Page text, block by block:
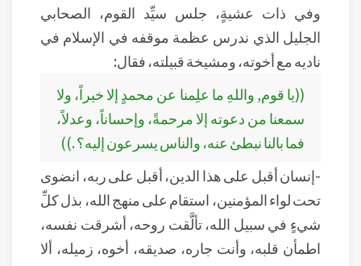
وفي ذات عشيةٍ، جلس سيِّد القوم، الصحابي
الجليل الذي ندرس عظمة موقفه في الإسلام في
ناديه مع أخوته، ومشيخة قبيلته، فقال:
((يا قوم, واللهِ ما علِمنا عن محمدٍ إلا خيراً، ولا
سمعنا من دعوته إلا مرحمةً، وإحساناً، وعدلاً،
فما بالنا نبطئ عنه، والناس يسرعون إليه؟ .))
-إنسان أقبل على هذا الدين، أقبل على ربه، انضوى
تحت لواء المؤمنين، استقام على منهج الله، بذل كلِّ
شيءٍ في سبيل الله، تألَّقت روحه، أشرقت نفسه،
اطمأن قلبه، وأنت جاره، صديقه، أخوه، زميله، ألا